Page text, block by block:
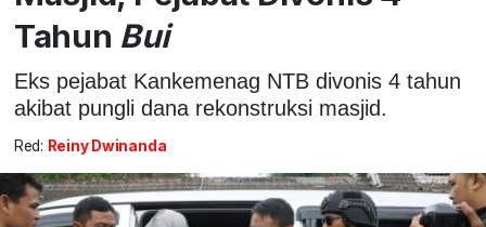
Tahun Bui
Eks pejabat Kankemenag NTB divonis 4 tahun
akibat pungli dana rekonstruksi masjid.
Red: Reiny Dwinanda